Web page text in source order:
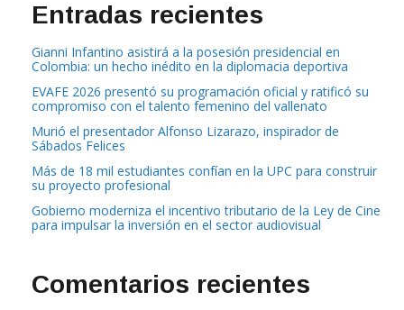
Entradas recientes
Gianni Infantino asistirá a la posesión presidencial en
Colombia: un hecho inédito en la diplomacia deportiva
EVAFE 2026 presentó su programación oficial y ratificó su
compromiso con el talento femenino del vallenato
Murió el presentador Alfonso Lizarazo, inspirador de
Sábados Felices
Más de 18 mil estudiantes confían en la UPC para construir
su proyecto profesional
Gobierno moderniza el incentivo tributario de la Ley de Cine
para impulsar la inversión en el sector audiovisual
Comentarios recientes